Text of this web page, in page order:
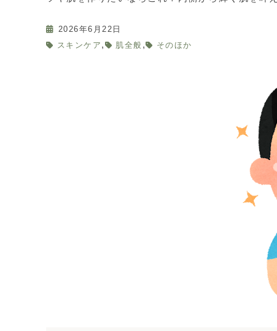
2026年6月22日
スキンケア , 肌全般 , そのほか